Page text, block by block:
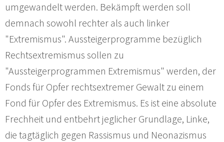
umgewandelt werden. Bekämpft werden soll
demnach sowohl rechter als auch linker
"Extremismus". Aussteigerprogramme bezüglich
Rechtsextremismus sollen zu
"Aussteigerprogrammen Extremismus" werden, der
Fonds für Opfer rechtsextremer Gewalt zu einem
Fond für Opfer des Extremismus. Es ist eine absolute
Frechheit und entbehrt jeglicher Grundlage, Linke,
die tagtäglich gegen Rassismus und Neonazismus